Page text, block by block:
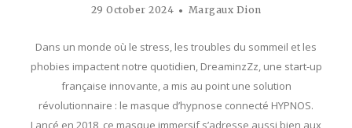
29 October 2024 Margaux Dion
Dans un monde où le stress, les troubles du sommeil et les
phobies impactent notre quotidien, DreaminzZz, une start-up
française innovante, a mis au point une solution
révolutionnaire : le masque d’hypnose connecté HYPNOS.
Lancé en 2018, ce masque immersif s’adresse aussi bien aux